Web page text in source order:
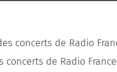
concerts de Radio
concerts de Radio France